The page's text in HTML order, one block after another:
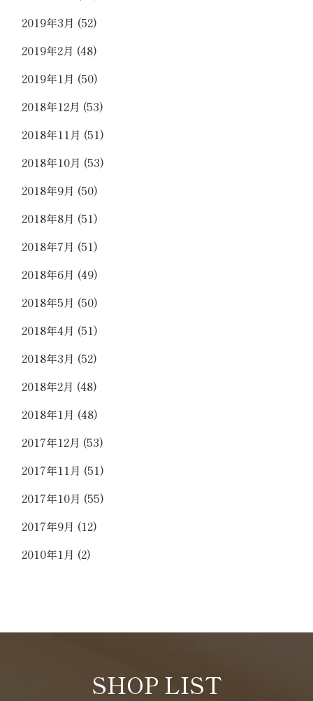
2019年3月 (52)
2019年2月 (48)
2019年1月 (50)
2018年12月 (53)
2018年11月 (51)
2018年10月 (53)
2018年9月 (50)
2018年8月 (51)
2018年7月 (51)
2018年6月 (49)
2018年5月 (50)
2018年4月 (51)
2018年3月 (52)
2018年2月 (48)
2018年1月 (48)
2017年12月 (53)
2017年11月 (51)
2017年10月 (55)
2017年9月 (12)
2010年1月 (2)
SHOP LIST